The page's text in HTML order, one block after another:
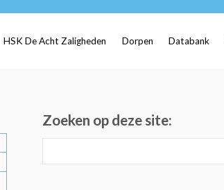
HSK De Acht Zaligheden Dorpen Databank
Zoeken op deze site: